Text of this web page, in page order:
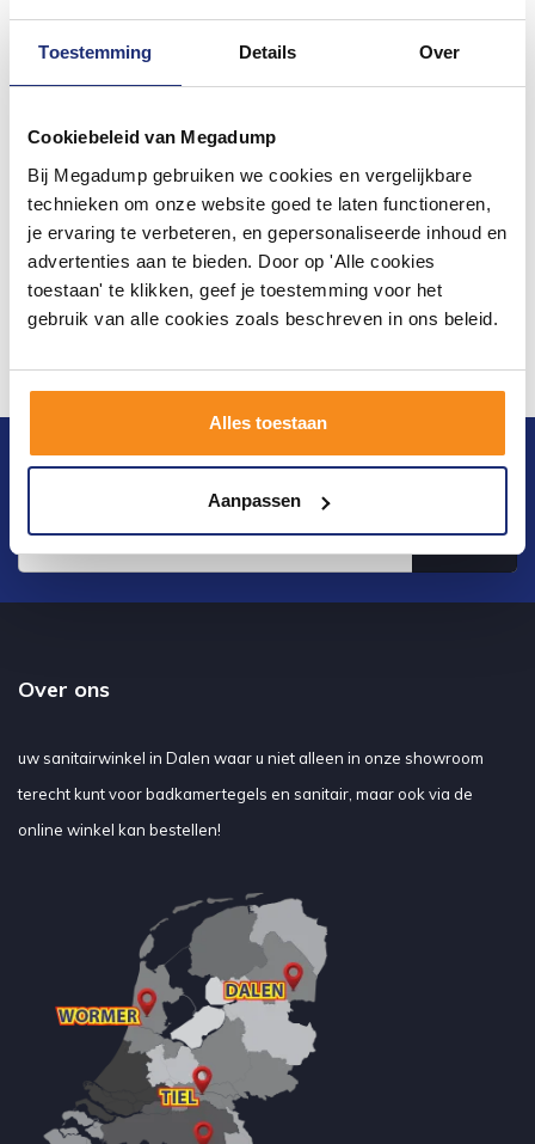
Toestemming Details Over
Cookiebeleid van Megadump
Bij Megadump gebruiken we cookies en vergelijkbare
technieken om onze website goed te laten functioneren,
je ervaring te verbeteren, en gepersonaliseerde inhoud en
advertenties aan te bieden. Door op 'Alle cookies
toestaan' te klikken, geef je toestemming voor het
gebruik van alle cookies zoals beschreven in ons beleid.
Alles toestaan
Aanpassen
Blijf op de hoogte van het laatste nieuws en
Verstuur
Over ons
uw sanitairwinkel in Dalen waar u niet alleen in onze showroom
terecht kunt voor badkamertegels en sanitair, maar ook via de
online winkel kan bestellen!